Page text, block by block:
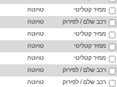
ממיר קטליטי
טויוטה
רכב שלם / לפירוק
טויוטה
ממיר קטליטי
טויוטה
ממיר קטליטי
טויוטה
ממיר קטליטי
טויוטה
רכב שלם / לפירוק
טויוטה
רכב שלם / לפירוק
טויוטה